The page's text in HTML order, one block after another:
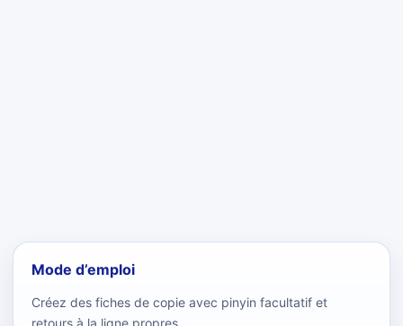
Mode d’emploi
Créez des fiches de copie avec pinyin facultatif et
retours à la ligne propres.